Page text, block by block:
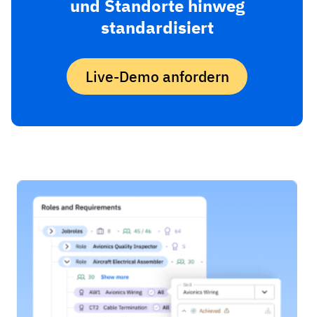
und Standorte hinweg
standardisiert
Live-Demo anfordern